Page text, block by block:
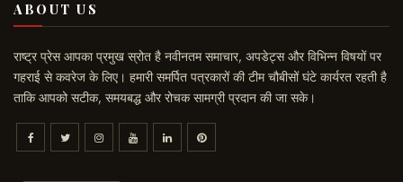
ABOUT US
राष्ट्र प्रेस आपका प्रमुख स्रोत है नवीनतम समाचार, अपडेट्स और विभिन्न विषयों पर
गहराई से कवरेज के लिए। हमारी समर्पित पत्रकारों की टीम चौबीसों घंटे कार्यरत रहती है
ताकि आपको सटीक, समयबद्ध और रोचक सामग्री प्रदान की जा सके।